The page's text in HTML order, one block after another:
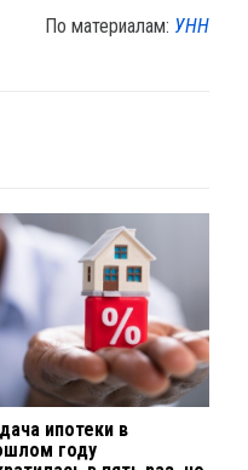
По материалам: УНН
ипотеки в
году